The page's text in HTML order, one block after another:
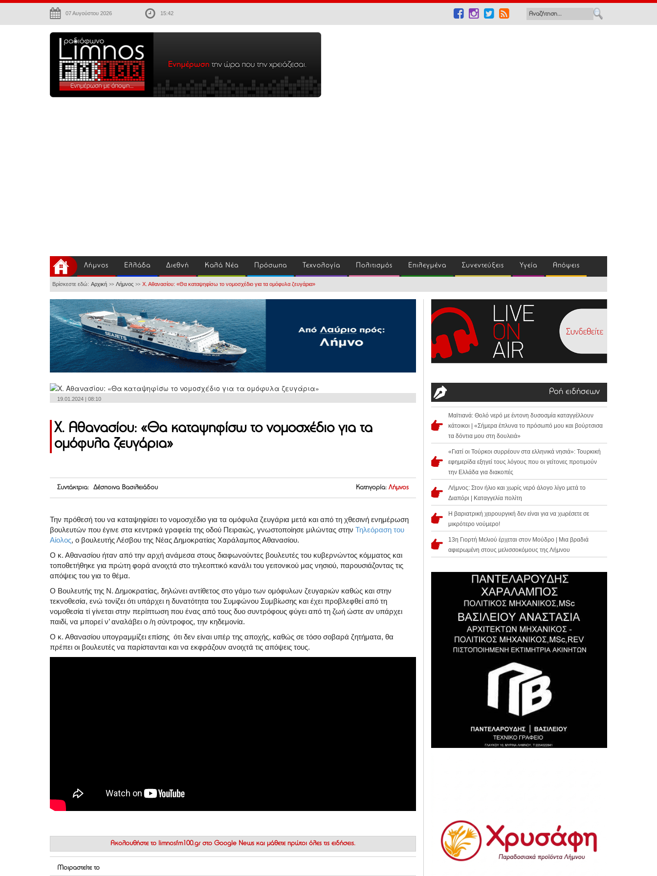
07 Αυγούστου 2026 15:42
Λήμνος Ελλάδα Διεθνή Καλά Νέα Πρόσωπα Τεχνολογία Πολιτισμός Επιλεγμένα Συνεντεύξεις Υγεία Απόψεις
Βρίσκεστε εδώ: Αρχική >> Λήμνος >> Χ. Αθανασίου: «Θα καταψηφίσω το νομοσχέδιο για τα ομόφυλα ζευγάρια»
19.01.2024 | 08:10
Χ. Αθανασίου: «Θα καταψηφίσω το νομοσχέδιο για τα
ομόφυλα ζευγάρια»
Συντάκτρια: Δέσποινα Βασιλειάδου Κατηγορία: Λήμνος
Την πρόθεσή του να καταψηφίσει το νομοσχέδιο για τα ομόφυλα ζευγάρια μετά και από τη χθεσινή ενημέρωση
βουλευτών που έγινε στα κεντρικά γραφεία της οδού Πειραιώς, γνωστοποίησε μιλώντας στην Τηλεόραση του
Αίολος, ο βουλευτής Λέσβου της Νέας Δημοκρατίας Χαράλαμπος Αθανασίου.
Ο κ. Αθανασίου ήταν από την αρχή ανάμεσα στους διαφωνούντες βουλευτές του κυβερνώντος κόμματος και
τοποθετήθηκε για πρώτη φορά ανοιχτά στο τηλεοπτικό κανάλι του γειτονικού μας νησιού, παρουσιάζοντας τις
απόψεις του για το θέμα.
Ο Βουλευτής της Ν. Δημοκρατίας, δηλώνει αντίθετος στο γάμο των ομόφυλων ζευγαριών καθώς και στην
τεκνοθεσία, ενώ τονίζει ότι υπάρχει η δυνατότητα του Συμφώνου Συμβίωσης και έχει προβλεφθεί από τη
νομοθεσία τί γίνεται στην περίπτωση που ένας από τους δυο συντρόφους φύγει από τη ζωή ώστε αν υπάρχει
παιδί, να μπορεί ν’ αναλάβει ο /η σύντροφος, την κηδεμονία.
Ο κ. Αθανασίου υπογραμμίζει επίσης ότι δεν είναι υπέρ της αποχής, καθώς σε τόσο σοβαρά ζητήματα, θα
πρέπει οι βουλευτές να παρίστανται και να εκφράζουν ανοιχτά τις απόψεις τους.
Ακολουθήστε το limnosfm100.gr στο Google News και μάθετε πρώτοι όλες τις ειδήσεις.
Μοιραστείτε το
Ροή ειδήσεων
Μαϊτιανά: Θολό νερό με έντονη δυσοσμία καταγγέλλουν
κάτοικοι | «Σήμερα έπλυνα το πρόσωπό μου και βούρτσισα
τα δόντια μου στη δουλειά»
«Γιατί οι Τούρκοι συρρέουν στα ελληνικά νησιά»: Τουρκική
εφημερίδα εξηγεί τους λόγους που οι γείτονες προτιμούν
την Ελλάδα για διακοπές
Λήμνος: Στον ήλιο και χωρίς νερό άλογο λίγο μετά το
Διαπόρι | Καταγγελία πολίτη
Η βαριατρική χειρουργική δεν είναι για να χωρέσετε σε
μικρότερο νούμερο!
13η Γιορτή Μελιού έρχεται στον Μούδρο | Μια βραδιά
αφιερωμένη στους μελισσοκόμους της Λήμνου